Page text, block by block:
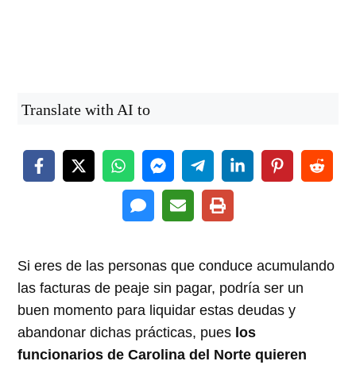
Translate with AI to
Si eres de las personas que conduce acumulando
las facturas de peaje sin pagar, podría ser un
buen momento para liquidar estas deudas y
abandonar dichas prácticas, pues los
funcionarios de Carolina del Norte quieren